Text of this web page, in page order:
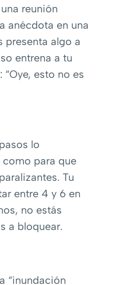
reunión
anécdota en una
presenta algo a
entrena a tu
esto no es
lo
para que
Tu
entre 4 y 6 en
no estás
a bloquear.
“inundación